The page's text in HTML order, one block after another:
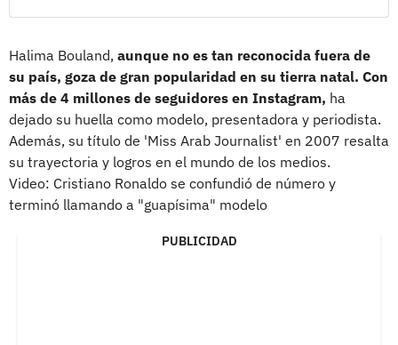
Halima Bouland, aunque no es tan reconocida fuera de
su país, goza de gran popularidad en su tierra natal. Con
más de 4 millones de seguidores en Instagram, ha
dejado su huella como modelo, presentadora y periodista.
Además, su título de 'Miss Arab Journalist' en 2007 resalta
su trayectoria y logros en el mundo de los medios.
Video: Cristiano Ronaldo se confundió de número y
terminó llamando a "guapísima" modelo
PUBLICIDAD